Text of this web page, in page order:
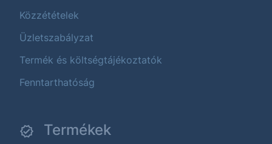
Közzétételek
Üzletszabályzat
Termék és költségtájékoztatók
Fenntarthatóság
Termékek